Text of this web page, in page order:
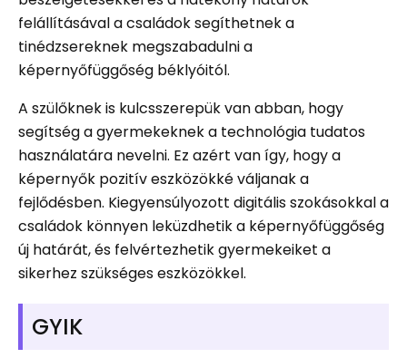
felállításával a családok segíthetnek a
tinédzsereknek megszabadulni a
képernyőfüggőség béklyóitól.
A szülőknek is kulcsszerepük van abban, hogy
segítség a gyermekeknek a technológia tudatos
használatára nevelni. Ez azért van így, hogy a
képernyők pozitív eszközökké váljanak a
fejlődésben. Kiegyensúlyozott digitális szokásokkal a
családok könnyen leküzdhetik a képernyőfüggőség
új határát, és felvértezhetik gyermekeiket a
sikerhez szükséges eszközökkel.
GYIK